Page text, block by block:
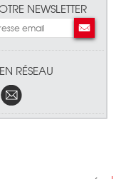
NEWSLETTER
RÉSEAU